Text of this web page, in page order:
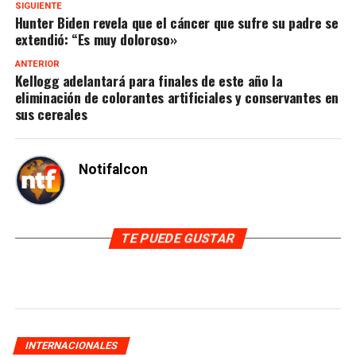
SIGUIENTE
Hunter Biden revela que el cáncer que sufre su padre se
extendió: “Es muy doloroso»
ANTERIOR
Kellogg adelantará para finales de este año la
eliminación de colorantes artificiales y conservantes en
sus cereales
Notifalcon
TE PUEDE GUSTAR
INTERNACIONALES